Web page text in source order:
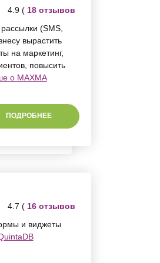
4.9 ( 18 отзывов
(SMS,
вырастить
на маркетинг,
повысить
о MAXMA
ПОДРОБНЕЕ
4.7 ( 16 отзывов
и виджеты